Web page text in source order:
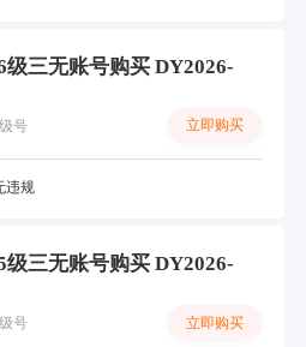
级三无账号购买 DY2026-
号 立即购买
违规
级三无账号购买 DY2026-
号 立即购买